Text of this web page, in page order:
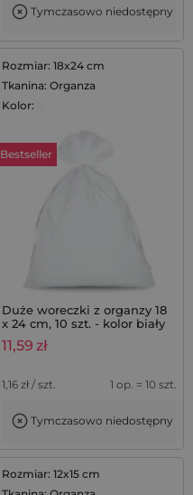
Tymczasowo niedostępny
Rozmiar: 18x24 cm
Tkanina: Organza
Kolor:
Bestseller
Duże woreczki z organzy 18
x 24 cm, 10 szt. - kolor biały
11,59 zł
1,16 zł / szt. 1 op. = 10 szt.
Tymczasowo niedostępny
Rozmiar: 12x15 cm